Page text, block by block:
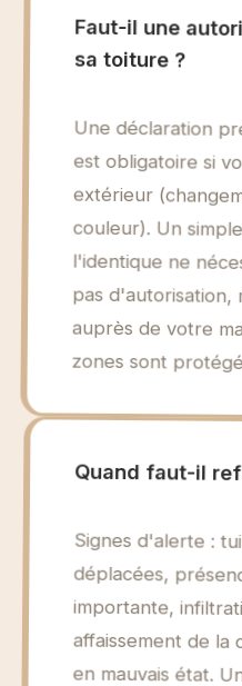
Faut-il une
sa toiture ?
Une déclaration
est obligatoire si
extérieur
couleur). Un
l'identique ne
pas d'autorisation,
auprès de votre
zones sont
Quand faut-il
Signes d'alerte :
déplacées,
importante,
affaissement de la
en mauvais état. Une
problèmes.